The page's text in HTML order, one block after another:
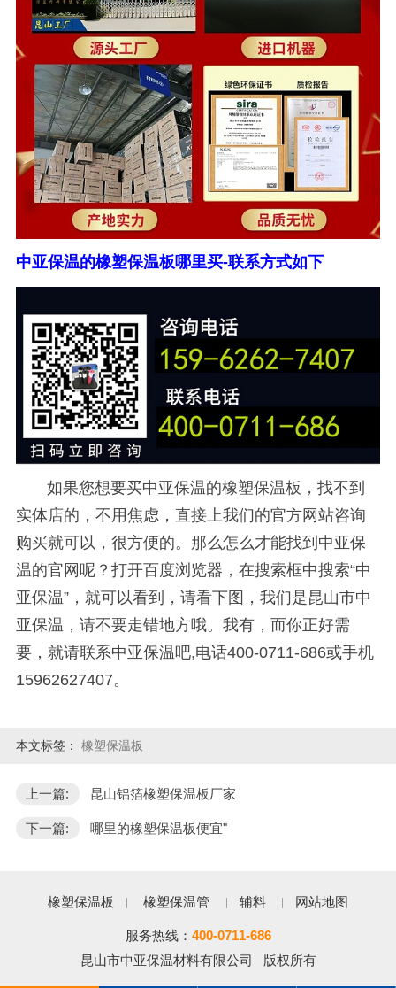
中亚保温的橡塑保温板哪里买-联系方式如下
如果您想要买中亚保温的橡塑保温板，找不到
实体店的，不用焦虑，直接上我们的官方网站咨询
购买就可以，很方便的。那么怎么才能找到中亚保
温的官网呢？打开百度浏览器，在搜索框中搜索“中
亚保温”，就可以看到，请看下图，我们是昆山市中
亚保温，请不要走错地方哦。我有，而你正好需
要，就请联系中亚保温吧,电话400-0711-686或手机
15962627407。
本文标签： 橡塑保温板
上一篇: 昆山铝箔橡塑保温板厂家
下一篇: 哪里的橡塑保温板便宜"
橡塑保温板 橡塑保温管 辅料 网站地图
服务热线： 400-0711-686
昆山市中亚保温材料有限公司 版权所有